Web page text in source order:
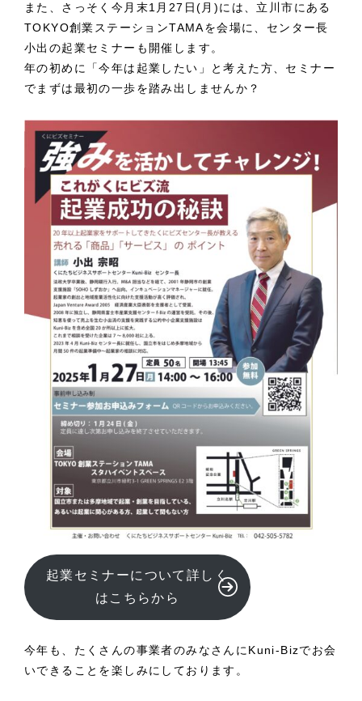
また、さっそく今月末1月27日(月)には、立川市にある
TOKYO創業ステーションTAMAを会場に、センター長
小出の起業セミナーも開催します。
年の初めに「今年は起業したい」と考えた方、セミナー
でまずは最初の一歩を踏み出しませんか？
起業セミナーについて詳しく
はこちらから
今年も、たくさんの事業者のみなさんにKuni-Bizでお会
いできることを楽しみにしております。